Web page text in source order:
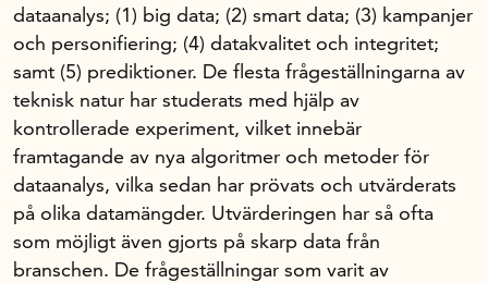
dataanalys; (1) big data; (2) smart data; (3) kampanjer
och personifiering; (4) datakvalitet och integritet;
samt (5) predik­tioner. De flesta frågeställningarna av
teknisk natur har studerats med hjälp av
kontrollerade experiment, vilket innebär
framtagande av nya algoritmer och metoder för
dataanalys, vilka sedan har prövats och utvär­de­rats
på olika datamängder. Utvärderingen har så ofta
som möjligt även gjorts på skarp data från
branschen. De frågeställningar som varit av